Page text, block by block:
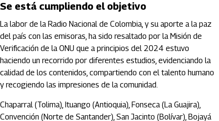
Se está cumpliendo el objetivo
La labor de la Radio Nacional de Colombia, y su aporte a la paz
del país con las emisoras, ha sido resaltado por la Misión de
Verificación de la ONU que a principios del 2024 estuvo
haciendo un recorrido por diferentes estudios, evidenciando la
calidad de los contenidos, compartiendo con el talento humano
y recogiendo las impresiones de la comunidad.
Chaparral (Tolima), Ituango (Antioquia), Fonseca (La Guajira),
Convención (Norte de Santander), San Jacinto (Bolívar), Bojayá